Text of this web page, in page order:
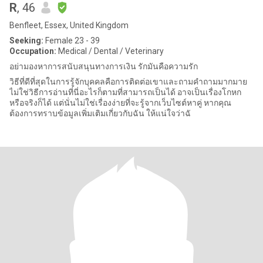
R, 46
Benfleet, Essex, United Kingdom
Seeking: Female 23 - 39
Occupation: Medical / Dental / Veterinary
อย่ามองหาการสนับสนุนทางการเงิน รักมันคือความรัก
วิธีที่ดีที่สุดในการรู้จักบุคคลคือการติดต่อเขาและถามคำถามมากมาย
ไม่ใช่วิธีการอ่านที่นี่อะไรก็ตามที่สามารถเป็นได้ อาจเป็นเรื่องโกหก
หรือจริงก็ได้ แต่นั่นไม่ใช่เรื่องง่ายที่จะรู้จากเว็บไซต์หาคู่ หากคุณ
ต้องการทราบข้อมูลเพิ่มเติมเกี่ยวกับฉัน ให้แน่ใจว่าฉั